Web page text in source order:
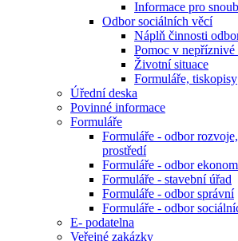
Informace pro
Odbor sociálních věcí
Náplň činnosti
Pomoc v
Životní situace
Formuláře, tiskopisy
Úřední deska
Povinné informace
Formuláře
Formuláře - odbor
prostředí
Formuláře - odbor
Formuláře - stavební úřad
Formuláře - odbor správní
Formuláře - odbor
E- podatelna
Veřejné zakázky